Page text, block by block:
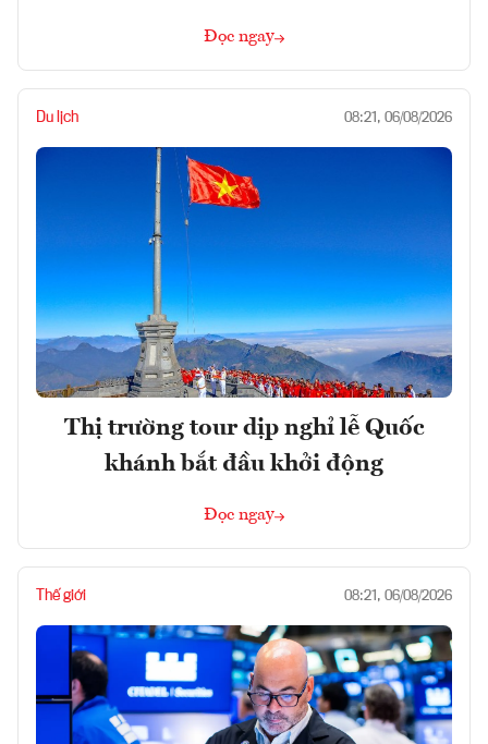
Đọc ngay
Du lịch 08:21, 06/08/2026
Thị trường tour dịp nghỉ lễ Quốc
khánh bắt đầu khởi động
Đọc ngay
Thế giới 08:21, 06/08/2026